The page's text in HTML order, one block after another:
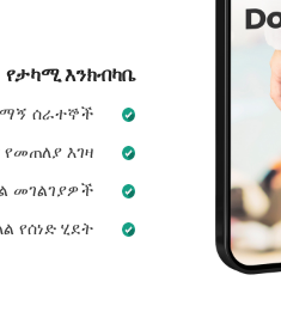
የታካሚ እንክብካቤ
ሰራተኞች
የመጠለያ እገዛ
መገልገያዎች
የሰነድ ሂደት